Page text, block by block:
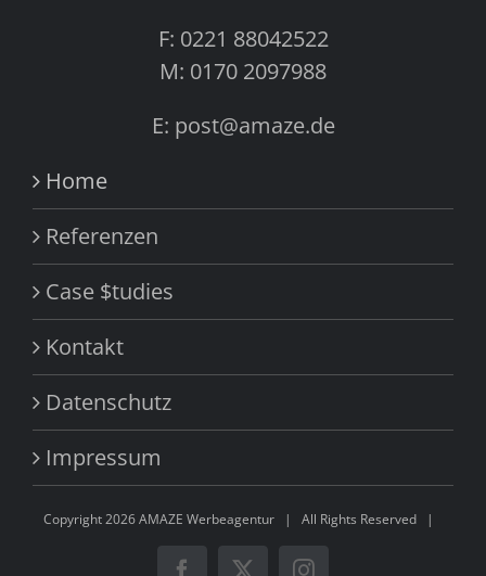
F: 0221 88042522
M: 0170 2097988
E: post@amaze.de
Home
Referenzen
Case $tudies
Kontakt
Datenschutz
Impressum
Copyright2026 AMAZE Werbeagentur | All Rights Reserved |